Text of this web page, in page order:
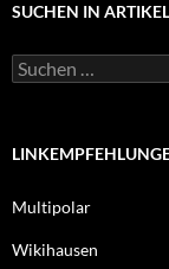
g
r
SUCHEN IN
S
u
e
a
h
Multipolar
Wikihausen